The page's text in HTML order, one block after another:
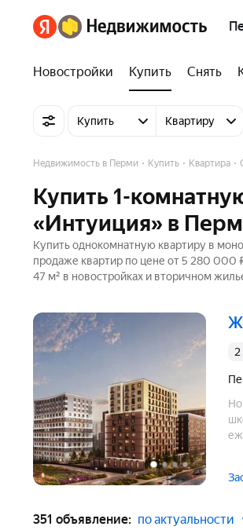
Новостройки Купить Снять
Купить Квартиру
Недвижимость в Перми Купить Квартира
Купить 1-
«Интуиция» в
Купить однокомнатную квартиру в
продаже квартир по цене от 5 280
47 м² в новостройках и вторичном
351 объявление: по актуальности